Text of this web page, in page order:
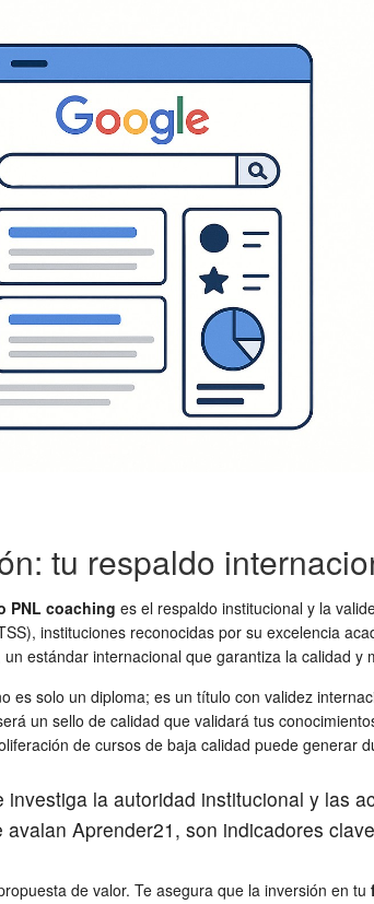
tu respaldo
PNL coaching es el respaldo institucional y la
instituciones reconocidas por su excelencia
estándar internacional que garantiza la calidad
es solo un diploma; es un título con validez
un sello de calidad que validará tus
de cursos de baja calidad puede generar
la autoridad institucional y las
Aprender21, son indicadores
de valor. Te asegura que la inversión en tu